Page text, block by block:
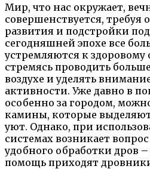
Мир, что нас окружает,
совершенствуется, требуя
развития и подстройки
сегодняшней эпохе все
устремляются к здоровому
стремясь проводить
воздухе и уделять
активности. Уже давно в
особенно за городом,
камины, которые
уют. Однако, при
системах возникает
удобного обработки дров
помощь приходят